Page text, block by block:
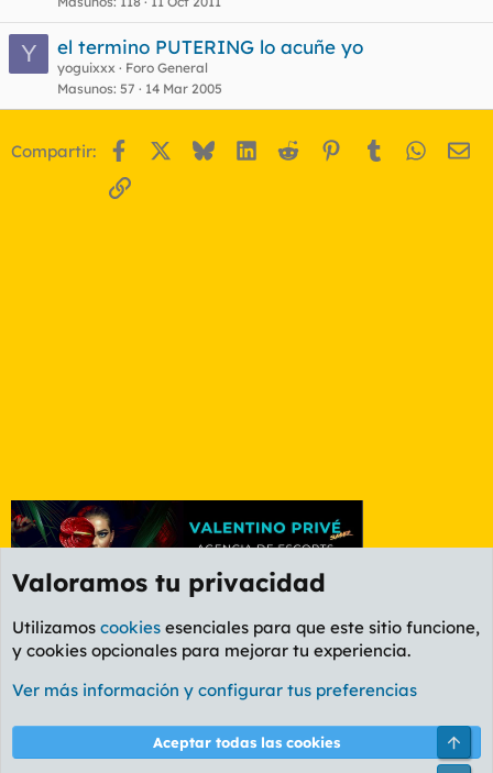
Y el termino PUTERING lo acuñe yo
yoguixxx
Foro General
Masunos 57 14 Mar 2005
Compartir: Facebook BlueskyLinkedIn
Reddit Pinterest
Tumblr
Enlace
Foro General
Cookies
PL OLDSTYLE AMARILLO
Términos y reglas Política de privacidad Ayuda
Valoramos tu privacidad
Utilizamos cookies esenciales para que este sitio funcione,
y cookies opcionales para mejorar tu experiencia.
Ver más información y configurar tus preferencias
Aceptar todas las cookies